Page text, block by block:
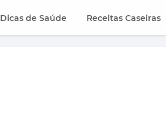
Dicas de Saúde Receitas Caseiras